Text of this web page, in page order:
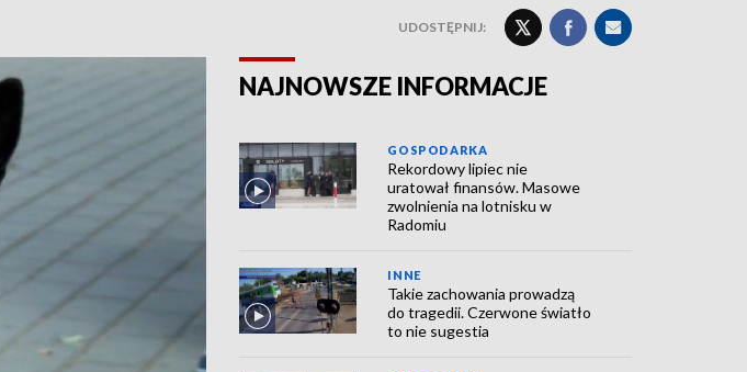
UDOSTĘPNIJ:
NAJNOWSZE INFORMACJE
GOSPODARKA
Rekordowy lipiec nie
uratował finansów. Masowe
zwolnienia na lotnisku w
Radomiu
INNE
Takie zachowania prowadzą
do tragedii. Czerwone światło
to nie sugestia